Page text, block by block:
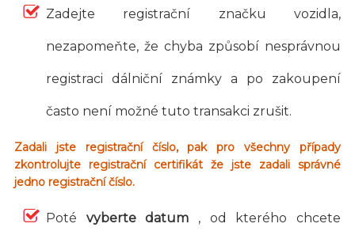
Zadejte registrační značku vozidla,
nezapomeňte, že chyba způsobí nesprávnou
registraci dálniční známky a po zakoupení
často není možné tuto transakci zrušit.
Zadali jste registrační číslo, pak pro všechny případy
zkontrolujte registrační certifikát že jste zadali správné
jedno registrační číslo.
Poté vyberte datum , od kterého chcete